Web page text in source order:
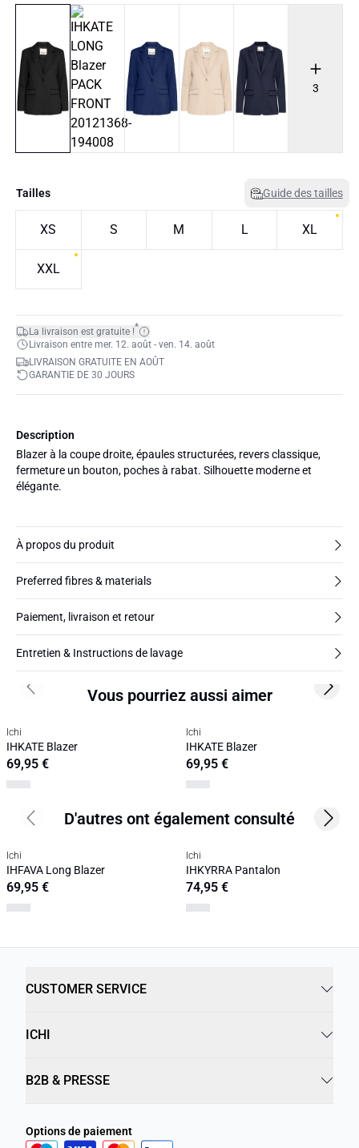
3
Tailles Guide des tailles
XS S M L XL
XXL
La livraison est gratuite !*
Livraison entre mer. 12. août - ven. 14. août
LIVRAISON GRATUITE EN AOÛT
GARANTIE DE 30 JOURS
Description
Blazer à la coupe droite, épaules structurées, revers classique,
fermeture un bouton, poches à rabat. Silhouette moderne et
élégante.
À propos du produit
Preferred fibres & materials
Paiement, livraison et retour
Entretien & Instructions de lavage
Vous pourriez aussi aimer
Ichi
IHKATE Blazer
69,95 €
Ichi
IHKATE Blazer
69,95 €
Previous slide Next
D'autres ont également consulté
Ichi
IHFAVA Long Blazer
69,95 €
Ichi
IHKYRRA Pantalon
74,95 €
Previous slide Next
CUSTOMER SERVICE
ICHI
B2B & PRESSE
Options de paiement